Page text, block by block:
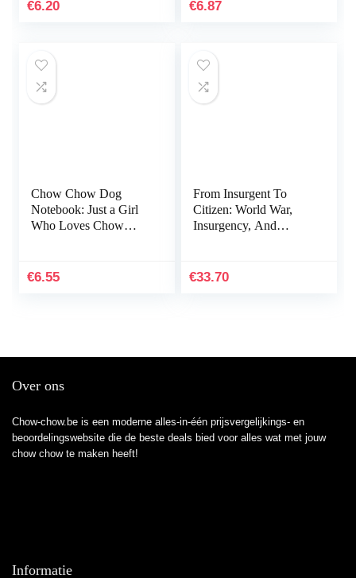
€6.20 €6.87
Chow Chow Dog
Notebook: Just a Girl
Who Loves Chow
Large Enough to
€6.55
From Insurgent To
Citizen: World War,
Insurgency, And
€33.70
Over ons
Chow-chow.be is een moderne alles-in-één prijsvergelijkings- en
beoordelingswebsite die de beste deals bied voor alles wat met jouw
chow chow te maken heeft!
Informatie